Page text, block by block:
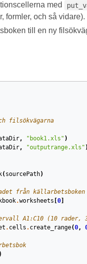
med
formler, och så vidare).
till en ny
filsökvägarna
, "book1.xls" )
, "outputrange.xls" )
( sourcePath)
från källarbetsboken
.worksheets 0]
A1:C10 (10 rader,
. cells . create_range(0,